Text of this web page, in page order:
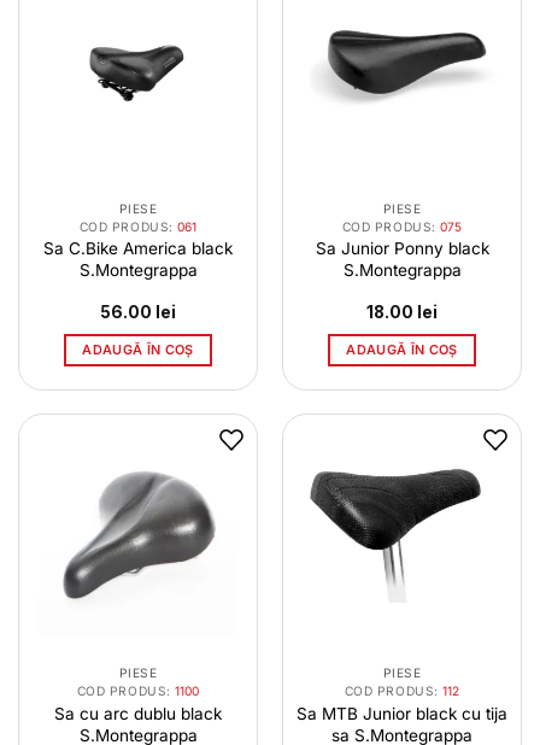
PIESE
COD PRODUS:061
Sa C.Bike America black
S.Montegrappa
56.00 lei
ADAUGĂ ÎN COȘ
PIESE
COD PRODUS:075
Sa Junior Ponny black
S.Montegrappa
18.00 lei
ADAUGĂ ÎN COȘ
PIESE
COD PRODUS:1100
Sa cu arc dublu black
S.Montegrappa
PIESE
COD PRODUS:112
Sa MTB Junior black cu tija
sa S.Montegrappa